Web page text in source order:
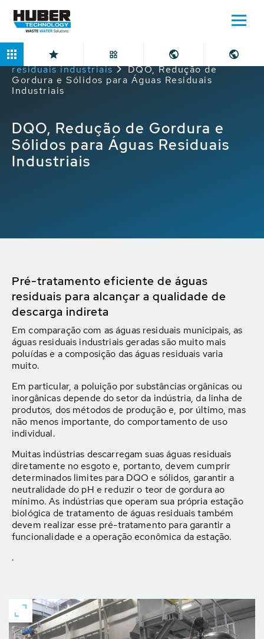
Home Aplicações
Tratamento de águas
residuais industriais
DQO, Redução de
Gordura e Sólidos para Águas Residuais
Industriais
DQO, Redução de Gordura e
Sólidos para Águas Residuais
Industriais
Pré-tratamento eficiente de águas
residuais para alcançar a qualidade de
descarga indireta
Em comparação com as águas residuais municipais, as
águas residuais industriais geradas são muito mais
poluídas e a composição das águas residuais varia
muito.
Em particular, a poluição por substâncias orgânicas ou
inorgânicas depende do setor da indústria, da linha de
produtos, dos métodos de produção e, por último, mas
não menos importante, do comportamento de uso
individual.
Muitas indústrias descarregam suas águas residuais
diretamente no esgoto e, portanto, devem cumprir
determinados limites para DQO e sólidos, garantir a
neutralidade do pH e reduzir o teor de gordura ao
mínimo. As indústrias que operam sua própria estação
biológica de tratamento de águas residuais também
devem realizar esse pré-tratamento para garantir a
funcionalidade e a operação econômica da estação.
.